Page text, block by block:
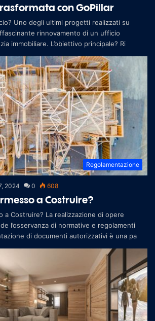
con GoPillar
Uno degli ultimi progetti realizzati su
rinnovamento di un ufficio
immobiliare. L’obiettivo principale? Ri
Regolamentazione
2024 0 608
a Costruire?
a Costruire? La realizzazione di opere
l’osservanza di normative e regolamenti
di documenti autorizzativi è una pa